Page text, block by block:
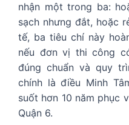
nhận một trong ba:
sạch nhưng đắt, hoặc
tế, ba tiêu chí này
nếu đơn vị thi công
đúng chuẩn và quy
chính là điều Minh
suốt hơn 10 năm phục
Quận 6.